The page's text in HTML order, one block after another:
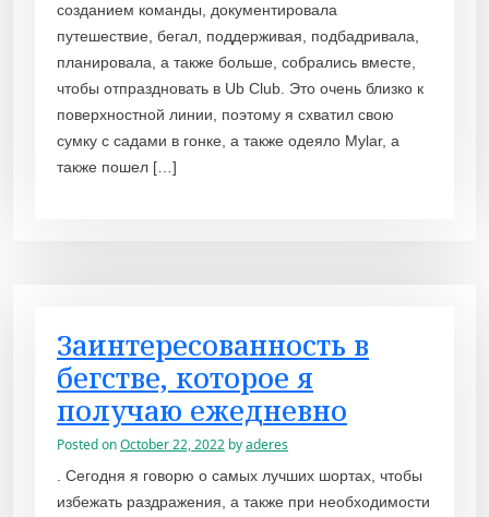
созданием команды, документировала
путешествие, бегал, поддерживая, подбадривала,
планировала, а также больше, собрались вместе,
чтобы отпраздновать в Ub Club. Это очень близко к
поверхностной линии, поэтому я схватил свою
сумку с садами в гонке, а также одеяло Mylar, а
также пошел […]
Заинтересованность в
бегстве, которое я
получаю ежедневно
Posted onOctober 22, 2022 byaderes
. Сегодня я говорю о самых лучших шортах, чтобы
избежать раздражения, а также при необходимости